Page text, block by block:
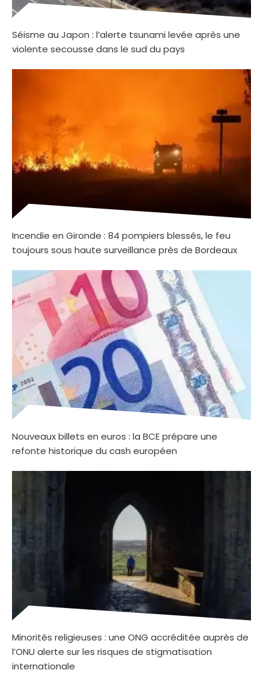
Séisme au Japon : l’alerte tsunami levée après une
violente secousse dans le sud du pays
Incendie en Gironde : 84 pompiers blessés, le feu
toujours sous haute surveillance près de Bordeaux
Nouveaux billets en euros : la BCE prépare une
refonte historique du cash européen
Minorités religieuses : une ONG accréditée auprès de
l’ONU alerte sur les risques de stigmatisation
internationale